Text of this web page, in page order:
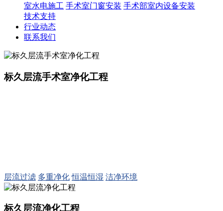
室水电施工 手术室门窗安装 手术部室内设备安装
技术支持
行业动态
联系我们
标久层流手术室净化工程
层流过滤 多重净化 恒温恒湿 洁净环境
标久层流净化工程